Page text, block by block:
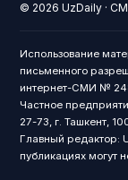
© 2026 UzDaily ·
Использование
письменного
интернет-СМИ №
Частное
27-73, г. Ташкент,
Главный редактор:
публикациях могут